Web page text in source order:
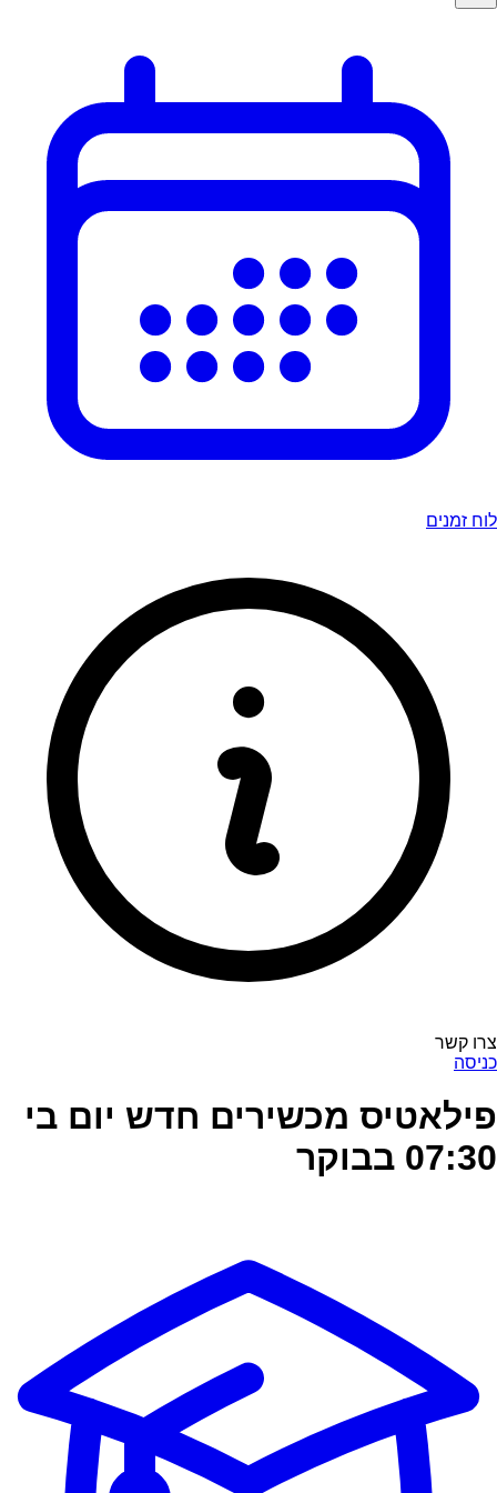
לוח זמנים
צרו קשר
כניסה
פילאטיס מכשירים חדש יום בי
07:30 בבוקר